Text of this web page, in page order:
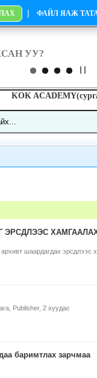
| ФАЙЛ ЯАЖ
KOK
ЭРСДЛЭЭС
шаардагдах эрсдлээс
Publisher, 2 хуудас
баримтлах зарчмаа